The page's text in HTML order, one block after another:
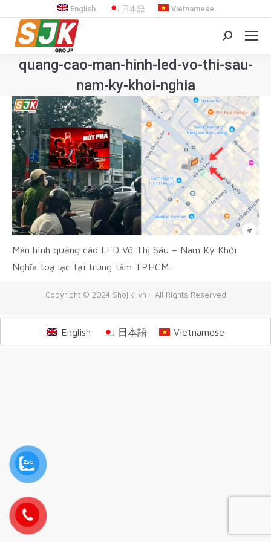
English 日本語 Vietnamese
Search:
quang-cao-man-hinh-led-vo-thi-sau-
nam-ky-khoi-nghia
You are here:
Màn hình quảng cáo LED Võ Thị Sáu – Nam Kỳ Khởi
Nghĩa toạ lạc tại trung tâm TP.HCM.
Copyright © 2024 Shojiki.vn - All Rights Reserved
English 日本語 Vietnamese